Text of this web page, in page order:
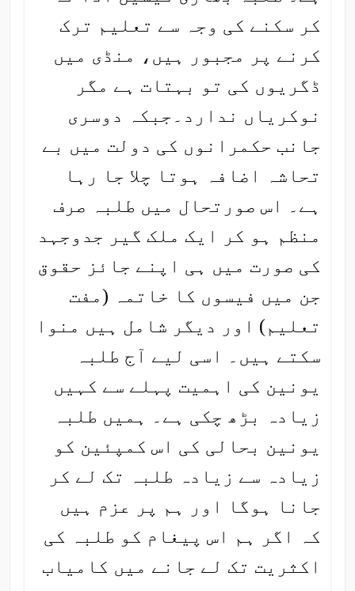
کر سکنے کی وجہ سے تعلیم ترک
کرنے پر مجبور ہیں، منڈی میں
ڈگریوں کی تو بہتات ہے مگر
نوکریاں ندارد۔جبکہ دوسری
جانب حکمرانوں کی دولت میں بے
تحاشہ اضافہ ہوتا چلا جا رہا
ہے۔ اس صورتحال میں طلبہ صرف
منظم ہو کر ایک ملک گیر جدوجہد
کی صورت میں ہی اپنے جائز حقوق
جن میں فیسوں کا خاتمہ (مفت
تعلیم) اور دیگر شامل ہیں منوا
سکتے ہیں۔ اسی لیے آج طلبہ
یونین کی اہمیت پہلے سے کہیں
زیادہ بڑھ چکی ہے۔ ہمیں طلبہ
یونین بحالی کی اس کمپئین کو
زیادہ سے زیادہ طلبہ تک لے کر
جانا ہوگا اور ہم پر عزم ہیں
کہ اگر ہم اس پیغام کو طلبہ کی
اکثریت تک لے جانے میں کامیاب